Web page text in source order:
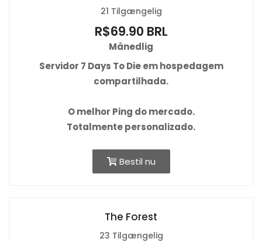
21 Tilgængelig
R$69.90 BRL
Månedlig
Servidor 7 Days To Die em hospedagem
compartilhada.
Omelhor Ping do mercado.
Totalmente personalizado.
Bestil nu
The Forest
23 Tilgængelig